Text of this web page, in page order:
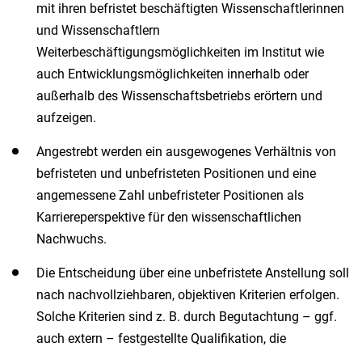
mit ihren befristet beschäftigten Wissenschaftlerinnen
und Wissenschaftlern
Weiterbeschäftigungsmöglichkeiten im Institut wie
auch Entwicklungsmöglichkeiten innerhalb oder
außerhalb des Wissenschaftsbetriebs erörtern und
aufzeigen.
Angestrebt werden ein ausgewogenes Verhältnis von
befristeten und unbefristeten Positionen und eine
angemessene Zahl unbefristeter Positionen als
Karriereperspektive für den wissenschaftlichen
Nachwuchs.
Die Entscheidung über eine unbefristete Anstellung soll
nach nachvollziehbaren, objektiven Kriterien erfolgen.
Solche Kriterien sind z. B. durch Begutachtung – ggf.
auch extern – festgestellte Qualifikation, die